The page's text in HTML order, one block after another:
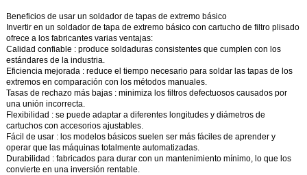
Beneficios de usar un soldador de tapas de extremo básico
Invertir en un soldador de tapa de extremo básico con cartucho de filtro plisado
ofrece a los fabricantes varias ventajas:
Calidad confiable : produce soldaduras consistentes que cumplen con los
estándares de la industria.
Eficiencia mejorada : reduce el tiempo necesario para soldar las tapas de los
extremos en comparación con los métodos manuales.
Tasas de rechazo más bajas: minimiza los filtros defectuosos causados por
una unión incorrecta.
Flexibilidad : se puede adaptar a diferentes longitudes y diámetros de
cartuchos con accesorios ajustables.
Fácil de usar: los modelos básicos suelen ser más fáciles de aprender y
operar que las máquinas totalmente automatizadas.
Durabilidad : fabricados para durar con un mantenimiento mínimo, lo que los
convierte en una inversión rentable.